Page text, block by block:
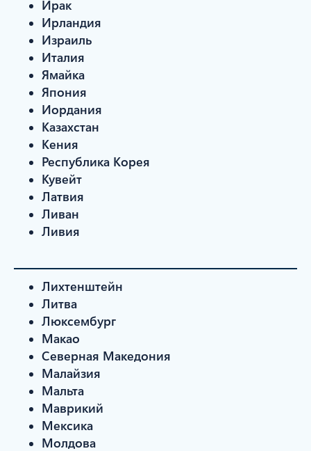
Ирак
Ирландия
Израиль
Италия
Ямайка
Япония
Иордания
Казахстан
Кения
Республика Корея
Кувейт
Латвия
Ливан
Ливия
Лихтенштейн
Литва
Люксембург
Макао
Северная Македония
Малайзия
Мальта
Маврикий
Мексика
Молдова